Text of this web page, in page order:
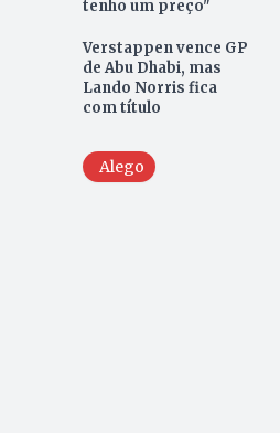
tenho um preço"
Verstappen vence GP
de Abu Dhabi, mas
Lando Norris fica
com título
Alego